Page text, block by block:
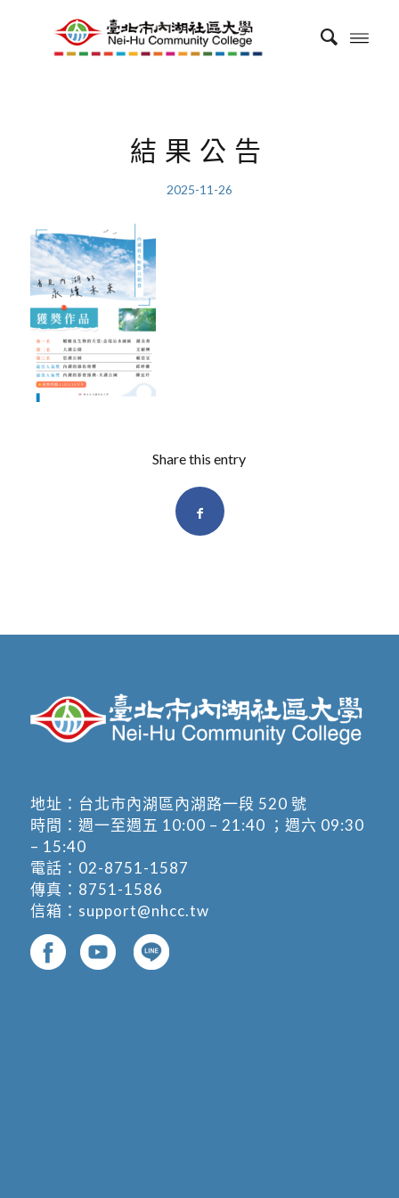
結果公告
2025-11-26
Share this entry
地址： 台北市內湖區內湖路一段 520 號
時間：週一至週五 10:00 – 21:40 ；週六 09:30
– 15:40
電話： 02-8751-1587
傳真：8751-1586
信箱： support@nhcc.tw